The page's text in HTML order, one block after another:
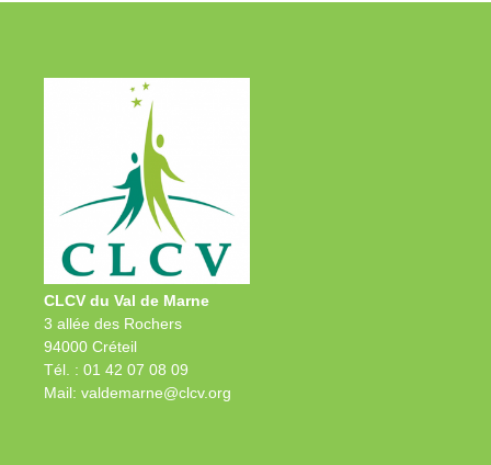
CLCV du Val de Marne
3 allée des Rochers
94000 Créteil
Tél. : 01 42 07 08 09
Mail: valdemarne@clcv.org